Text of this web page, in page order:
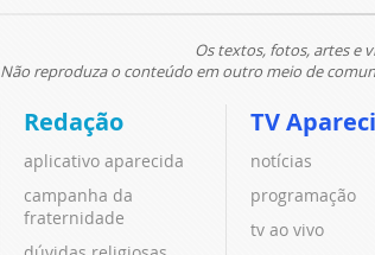
Os textos, fotos, artes e
Não reproduza o conteúdo em outro meio de
Redação
aplicativo aparecida
campanha da
fraternidade
TV
notícias
programação
tv ao vivo